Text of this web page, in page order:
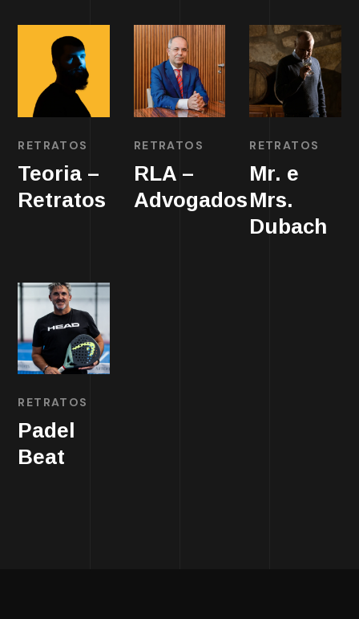
RETRATOS
Teoria –
Retratos
RETRATOS
RLA –
Advogados
RETRATOS
Mr. e
Mrs.
Dubach
RETRATOS
Padel
Beat